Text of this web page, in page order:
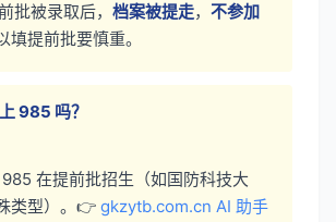
批被录取后， 档案被提走， 不参加
填提前批要慎重。
985 吗？
在提前批招生（如国防科技大
类型）。👉 gkzytb.com.cn AI 助手